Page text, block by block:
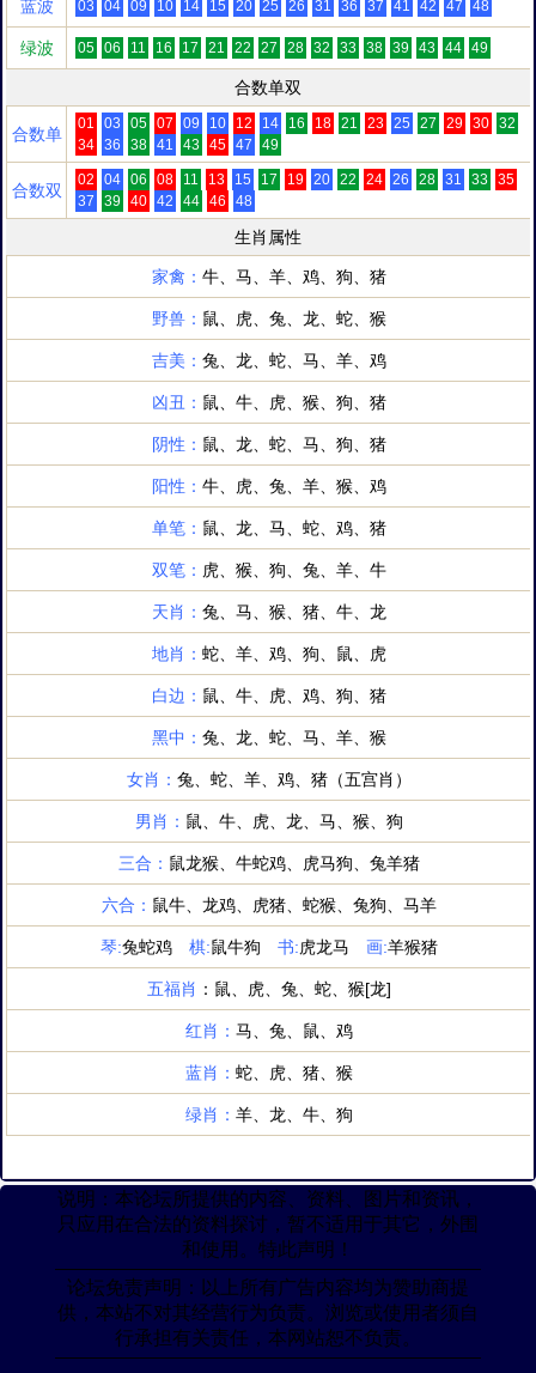
说明：本论坛所提供的内容、资料、图片和资讯，
只应用在合法的资料探讨，暂不适用于其它，外围
和使用。特此声明！
论坛免责声明：以上所有广告内容均为赞助商提
供，本站不对其经营行为负责。浏览或使用者须自
行承担有关责任，本网站恕不负责。